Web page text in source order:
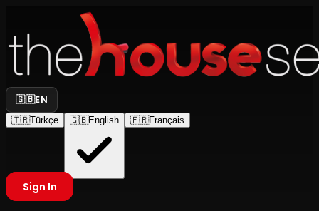
🇬🇧EN
🇹🇷Türkçe 🇬🇧English 🇫🇷Français
Sign In